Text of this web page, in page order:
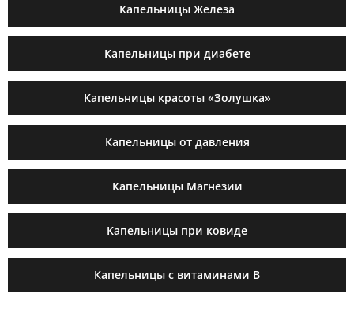
Капельницы Железа
Капельницы при диабете
Капельницы красоты «Золушка»
Капельницы от давления
Капельницы Магнезии
Капельницы при ковиде
Капельницы с витаминами B